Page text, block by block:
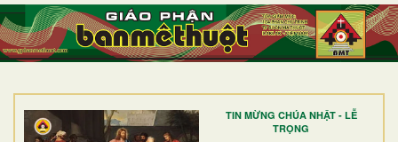
TIN MỪNG CHÚA NHẬT - LỄ
TRỌNG
TRANG NHẤT
GIỚI THIỆU
DÒNG TU